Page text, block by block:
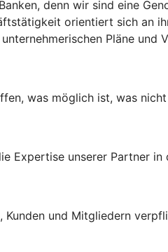
denn wir sind eine
orientiert sich an
Pläne
was möglich ist, was
Expertise unserer Partner
Kunden und Mitgliedern